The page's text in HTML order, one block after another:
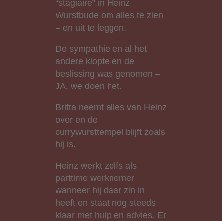
“stagiaire” in Heinz
Wurstbude om alles te zien
– en uit te leggen.
De sympathie en al het
andere klopte en de
beslissing was genomen –
JA, we doen het.
Britta neemt alles van Heinz
over en de
currywursttempel blijft zoals
hij is.
Heinz werkt zelfs als
parttime werknemer
wanneer hij daar zin in
heeft en staat nog steeds
klaar met hulp en advies. Er